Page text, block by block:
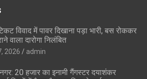
विवाद में पावर दिखाना पड़ा भारी, बस रोककर
वाला दारोगा निलंबित
2026 admin
20 हजार का इनामी गैंगस्टर दयाशंकर